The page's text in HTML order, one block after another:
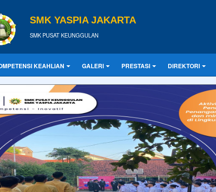
SMK YASPIA JAKARTA
SMK PUSAT KEUNGGULAN
KEAHLIAN GALERI PRESTASI DIREKTORI